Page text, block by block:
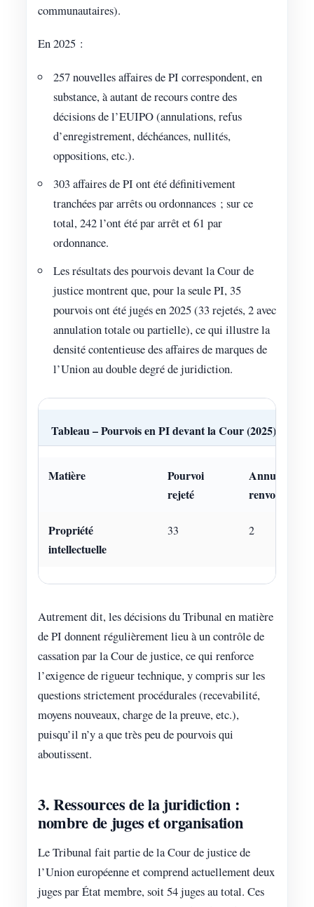
communautaires).
En 2025 :
257 nouvelles affaires de PI correspondent, en
substance, à autant de recours contre des
décisions de l’EUIPO (annulations, refus
d’enregistrement, déchéances, nullités,
oppositions, etc.).
303 affaires de PI ont été définitivement
tranchées par arrêts ou ordonnances ; sur ce
total, 242 l’ont été par arrêt et 61 par
ordonnance.
Les résultats des pourvois devant la Cour de
justice montrent que, pour la seule PI, 35
pourvois ont été jugés en 2025 (33 rejetés, 2 avec
annulation totale ou partielle), ce qui illustre la
densité contentieuse des affaires de marques de
l’Union au double degré de juridiction.
Tableau – Pourvois en PI devant la Cour (2025)
Matière
Pourvoi
rejeté
Annulation
renvoi)
Propriété
intellectuelle
33 2
Autrement dit, les décisions du Tribunal en matière
de PI donnent régulièrement lieu à un contrôle de
cassation par la Cour de justice, ce qui renforce
l’exigence de rigueur technique, y compris sur les
questions strictement procédurales (recevabilité,
moyens nouveaux, charge de la preuve, etc.),
puisqu’il n’y a que très peu de pourvois qui
aboutissent.
3. Ressources de la juridiction :
nombre de juges et organisation
Le Tribunal fait partie de la Cour de justice de
l’Union européenne et comprend actuellement deux
juges par État membre, soit 54 juges au total. Ces